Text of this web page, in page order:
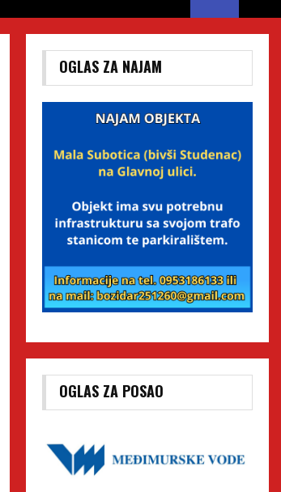
OGLAS ZA NAJAM
OGLAS ZA POSAO